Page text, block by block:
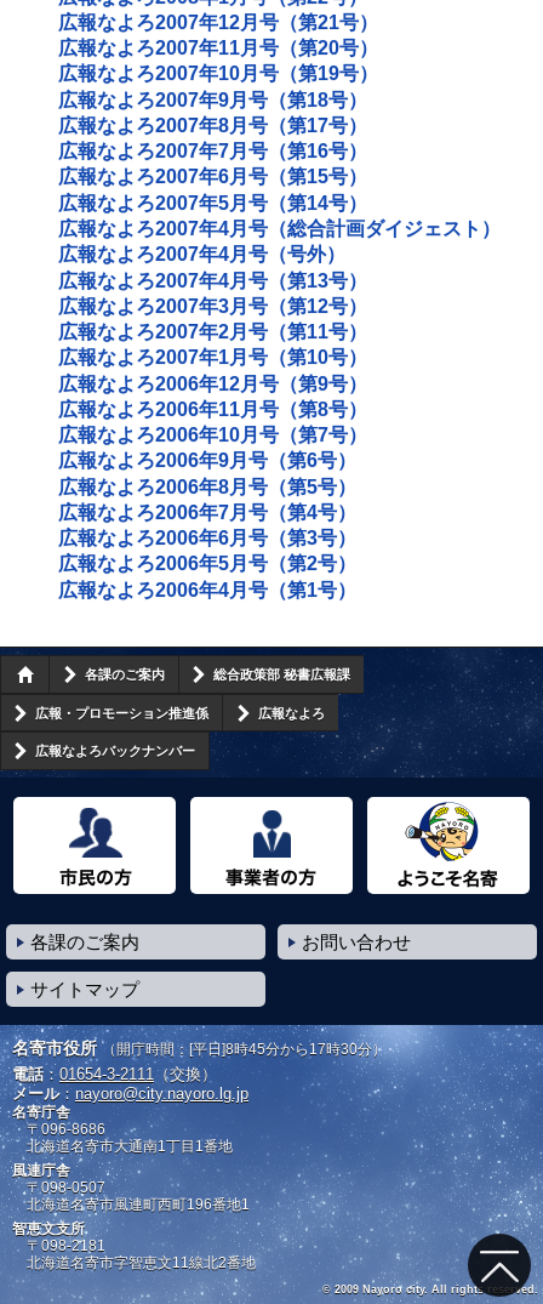
広報なよろ2007年12月号（第21号）
広報なよろ2007年11月号（第20号）
広報なよろ2007年10月号（第19号）
広報なよろ2007年9月号（第18号）
広報なよろ2007年8月号（第17号）
広報なよろ2007年7月号（第16号）
広報なよろ2007年6月号（第15号）
広報なよろ2007年5月号（第14号）
広報なよろ2007年4月号（総合計画ダイジェスト）
広報なよろ2007年4月号（号外）
広報なよろ2007年4月号（第13号）
広報なよろ2007年3月号（第12号）
広報なよろ2007年2月号（第11号）
広報なよろ2007年1月号（第10号）
広報なよろ2006年12月号（第9号）
広報なよろ2006年11月号（第8号）
広報なよろ2006年10月号（第7号）
広報なよろ2006年9月号（第6号）
広報なよろ2006年8月号（第5号）
広報なよろ2006年7月号（第4号）
広報なよろ2006年6月号（第3号）
広報なよろ2006年5月号（第2号）
広報なよろ2006年4月号（第1号）
各課のご案内 総合政策部 秘書広報課
広報・プロモーション推進係 広報なよろ
広報なよろバックナンバー
各課のご案内 お問い合わせ
サイトマップ
名寄市役所 （開庁時間：[平日]8時45分から17時30分）
電話 ： 01654-3-2111 （交換）
メール： nayoro@city.nayoro.lg.jp
名寄庁舎
〒096-8686
北海道名寄市大通南1丁目1番地
風連庁舎
〒098-0507
北海道名寄市風連町西町196番地1
智恵文支所
〒098-2181
北海道名寄市字智恵文11線北2番地
© 2009 Nayoro city. All rights reserved.